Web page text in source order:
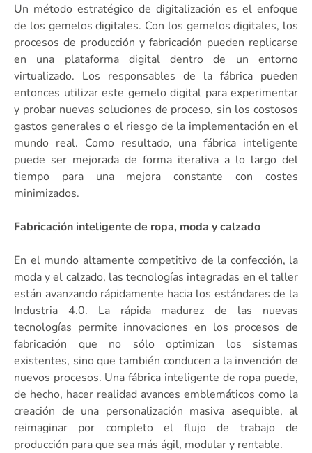
Un método estratégico de digitalización es el enfoque
de los gemelos digitales. Con los gemelos digitales, los
procesos de producción y fabricación pueden replicarse
en una plataforma digital dentro de un entorno
virtualizado. Los responsables de la fábrica pueden
entonces utilizar este gemelo digital para experimentar
y probar nuevas soluciones de proceso, sin los costosos
gastos generales o el riesgo de la implementación en el
mundo real. Como resultado, una fábrica inteligente
puede ser mejorada de forma iterativa a lo largo del
tiempo para una mejora constante con costes
minimizados.
Fabricación inteligente de ropa, moda y calzado
En el mundo altamente competitivo de la confección, la
moda y el calzado, las tecnologías integradas en el taller
están avanzando rápidamente hacia los estándares de la
Industria 4.0. La rápida madurez de las nuevas
tecnologías permite innovaciones en los procesos de
fabricación que no sólo optimizan los sistemas
existentes, sino que también conducen a la invención de
nuevos procesos. Una fábrica inteligente de ropa puede,
de hecho, hacer realidad avances emblemáticos como la
creación de una personalización masiva asequible, al
reimaginar por completo el flujo de trabajo de
producción para que sea más ágil, modular y rentable.